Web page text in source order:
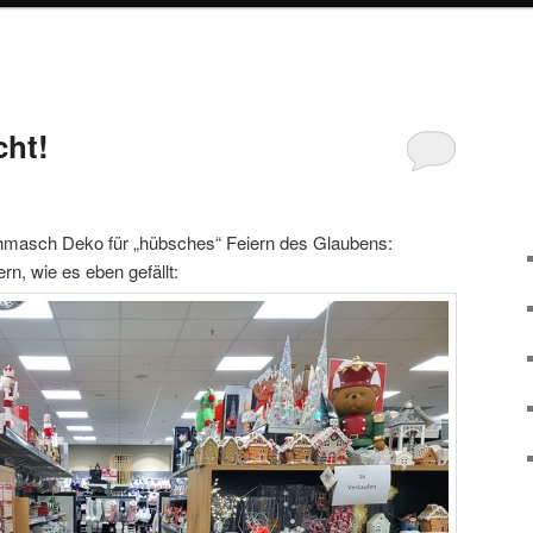
Deko für „hübsches“ Feiern des Glaubens:
wie es eben gefällt: